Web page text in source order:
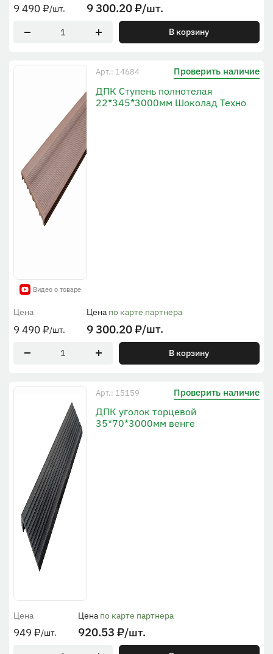
9 490₽/шт. 9 300.20₽/шт.
В корзину
Видео о товаре
Арт.: 14684 Проверить наличие
ДПК Ступень полнотелая
22*345*3000мм Шоколад Техно
Цена
9 490₽/шт.
Цена по карте партнера
9 300.20₽/шт.
В корзину
Арт.: 15159 Проверить наличие
ДПК уголок торцевой
35*70*3000мм венге
Цена
949 ₽/шт.
Цена по карте партнера
920.53 ₽/шт.